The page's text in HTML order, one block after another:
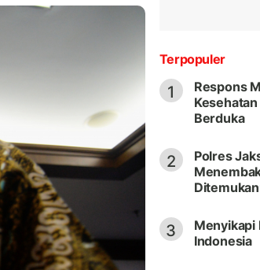
Terpopuler
1
Respons
Berduka
2
Polres
3
Menyikapi
Indonesia